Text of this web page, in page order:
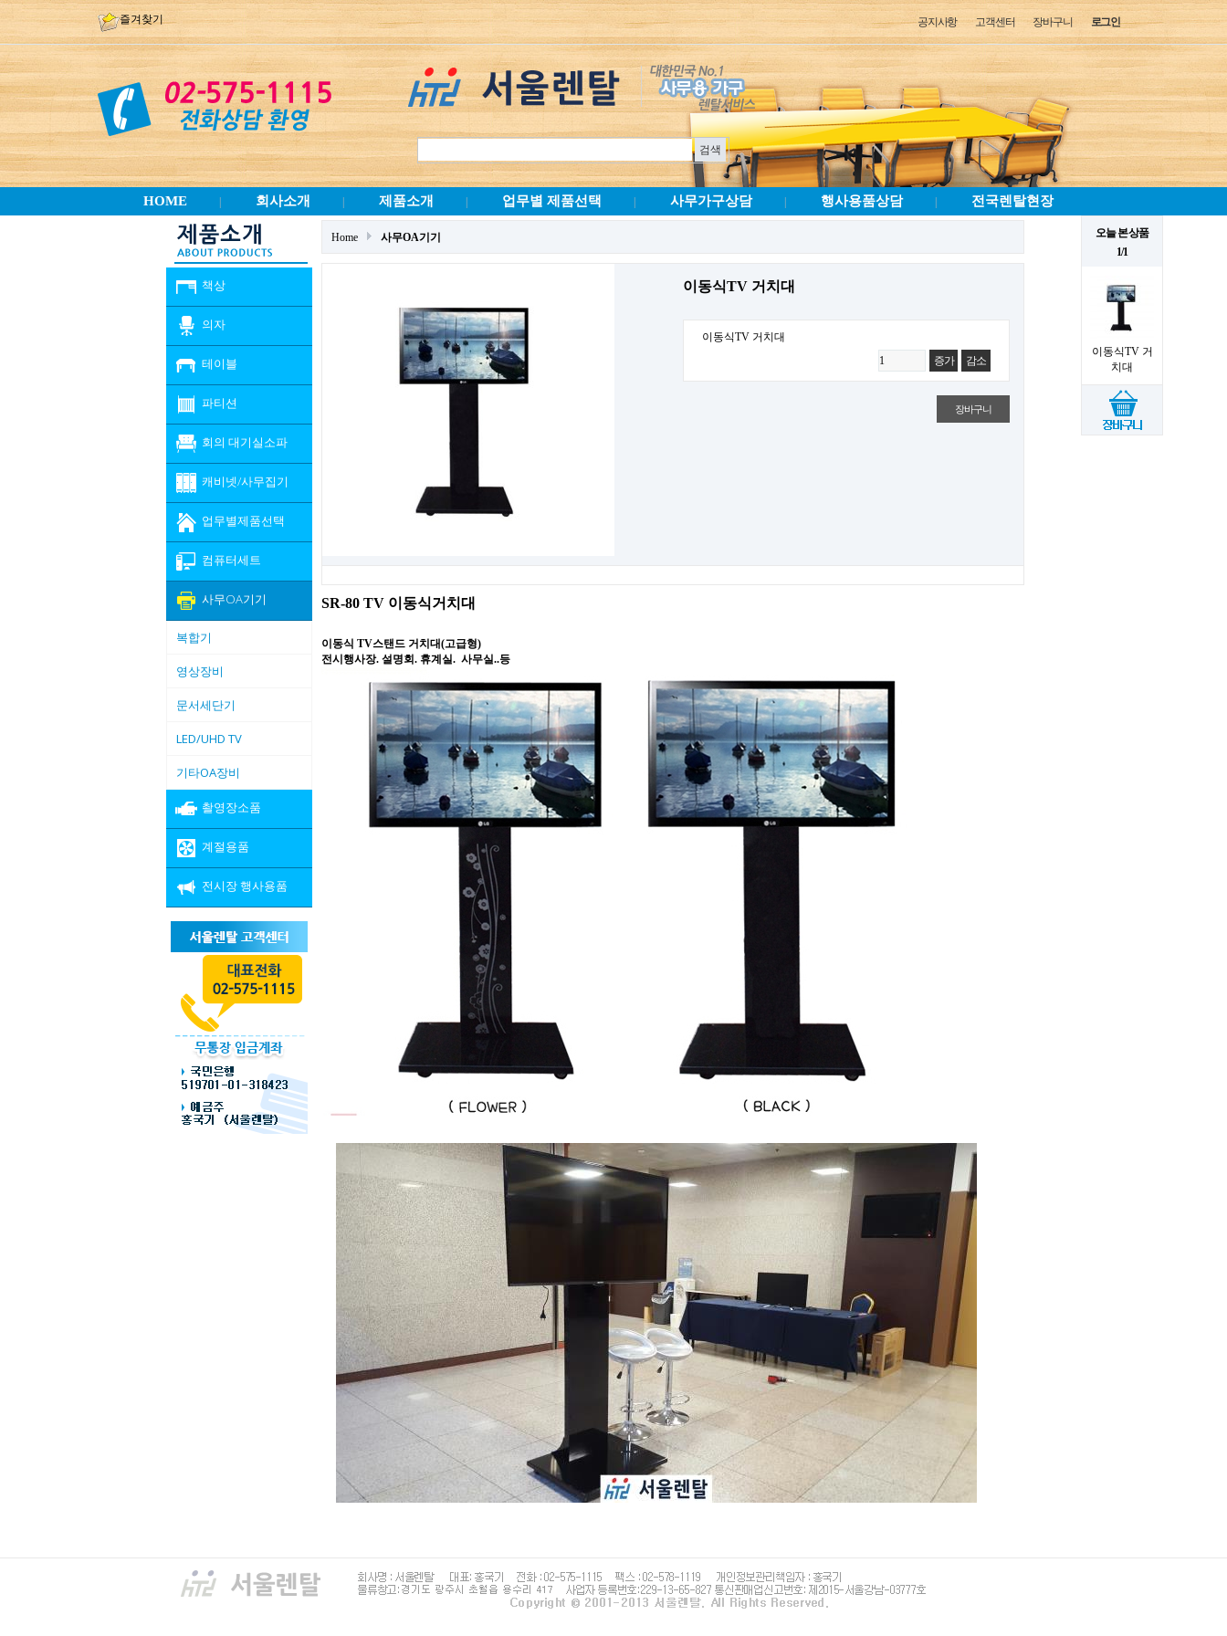
즐겨찾기 로그인
장바구니
고객센터
공지사항
HOME 회사소개 제품소개 업무별 제품선택 사무가구상담 행사용품상담 전국렌탈현장
오늘 본 상품
1/1
이동식TV 거
치대
책상
의자
테이블
파티션
회의 대기실소파
캐비넷/사무집기
업무별제품선택
컴퓨터세트
사무OA기기
복합기
영상장비
문서세단기
LED/UHD TV
기타OA장비
촬영장소품
계절용품
전시장 행사용품
Home 사무OA기기
이동식TV 거치대
이동식TV 거치대
증가
감소
SR-80 TV 이동식거치대
이동식 TV스탠드 거치대(고급형)
전시행사장. 설명회. 휴계실. 사무실..등